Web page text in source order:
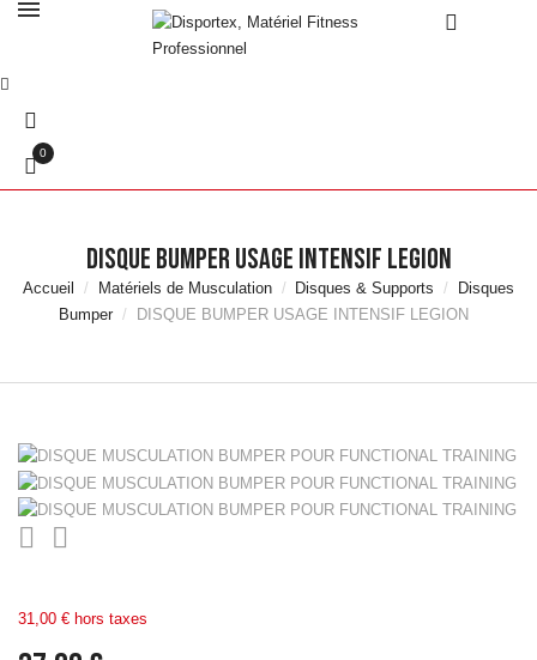
0
DISQUE BUMPER USAGE INTENSIF LEGION
Accueil Matériels de Musculation Disques & Supports
Disques
Bumper
DISQUE BUMPER USAGE INTENSIF LEGION
 
31,00 € hors taxes